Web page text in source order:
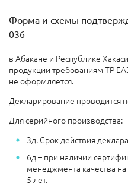
Форма и схемы
036
в Абакане и Республике
продукции требованиям ТР
не оформляется.
Декларирование проводится
Для серийного производства:
3д. Срок действия
6д – при наличии
менеджмента качества
5 лет.